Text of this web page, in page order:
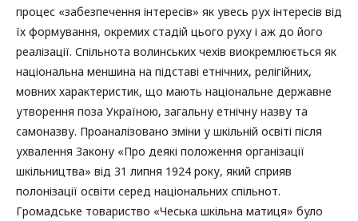
процес «забезпечення інтересів» як увесь рух інтересів від
їх формування, окремих стадій цього руху і аж до його
реалізації. Спільнота волинських чехів виокремлюється як
національна меншина на підставі етнічних, релігійних,
мовних характеристик, що мають національне державне
утворення поза Україною, загальну етнічну назву та
самоназву. Проаналізовано зміни у шкільній освіті після
ухвалення Закону «Про деякі положення організації
шкільництва» від 31 липня 1924 року, який сприяв
полонізації освіти серед національних спільнот.
Громадське товариство «Чеська шкільна матиця» було